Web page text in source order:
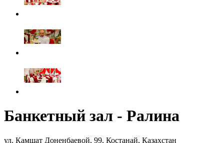
Банкетный зал - Ралина
ул. Камшат Доненбаевой, 99, Костанай, Казахстан